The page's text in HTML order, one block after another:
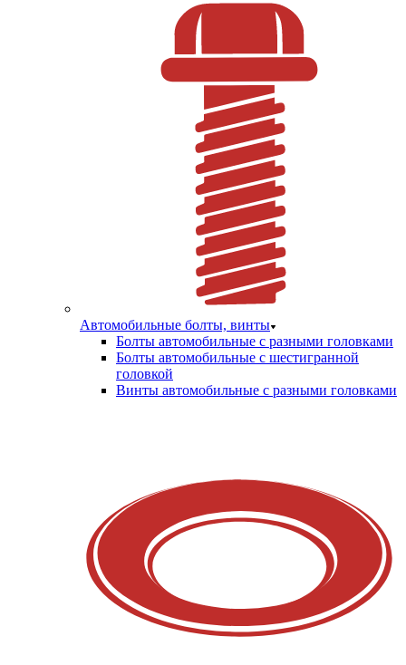
Автомобильные болты, винты
Болты автомобильные с разными головками
Болты автомобильные с шестигранной
головкой
Винты автомобильные с разными головками